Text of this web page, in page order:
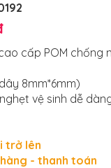
cấp POM chống
8mm*6mm)
vệ sinh dễ
trở lên
- thanh toán